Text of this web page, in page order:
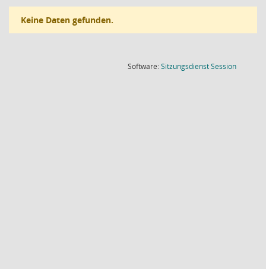
Keine Daten gefunden.
Software:SitzungsdienstSession(Wird in